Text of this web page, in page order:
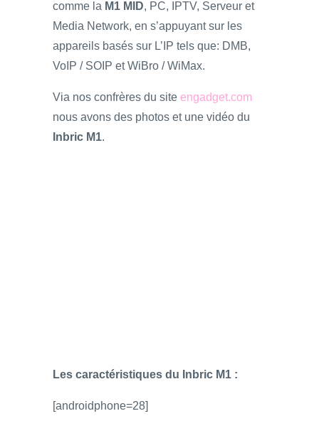
comme la M1 MID, PC, IPTV, Serveur et
Media Network, en s’appuyant sur les
appareils basés sur L’IP tels que: DMB,
VoIP / SOIP et WiBro / WiMax.
Via nos confrères du site engadget.com
nous avons des photos et une vidéo du
Inbric M1.
Les caractéristiques du Inbric M1 :
[androidphone=28]